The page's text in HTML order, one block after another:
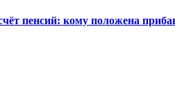
пенсий: кому положена